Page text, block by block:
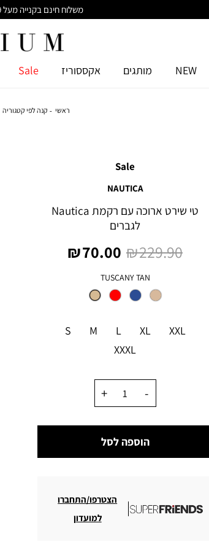
משלוח חינם בקנייה מעל 249 ש"ח (עלות משלוח החל מ-14.90 ש"ח)
NEW מותגים אקססוריז Sale
ראשי קנה לפי קטגוריה
Sale
NAUTICA
טי שירט ארוכה עם רקמת Nautica
לגברים
מחיר
מוצר
70.00 ₪
מחיר
229.90 ₪
צבע
TUSCANY TAN
S M L XL
XXL
XXXL
הוספה לסל
הצטרפו/התחברו
למועדון